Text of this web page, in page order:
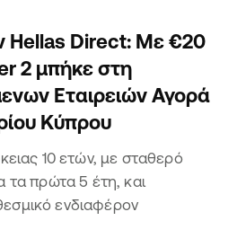
Hellas Direct: Με €20
2 μπήκε στη
Εταιρειών Αγορά
Κύπρου
10 ετών, με σταθερό
τα πρώτα 5 έτη, και
ενδιαφέρον